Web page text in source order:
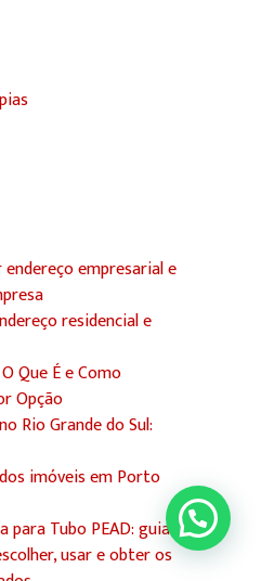
empresarial e
residencial e
Que É e Como
Opção
Rio Grande do Sul:
imóveis em Porto
para Tubo PEAD: guia
usar e obter os